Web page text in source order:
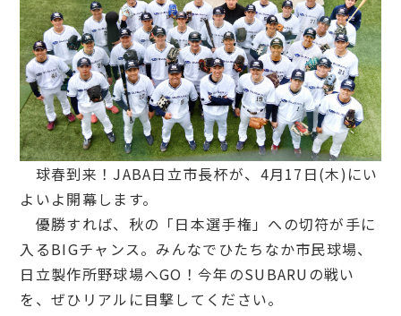
球春到来！JABA日立市長杯が、4月17日(木)にい
よいよ開幕します。
優勝すれば、秋の「日本選手権」への切符が手に
入るBIGチャンス。みんなでひたちなか市民球場、
日立製作所野球場へGO！今年のSUBARUの戦い
を、ぜひリアルに目撃してください。